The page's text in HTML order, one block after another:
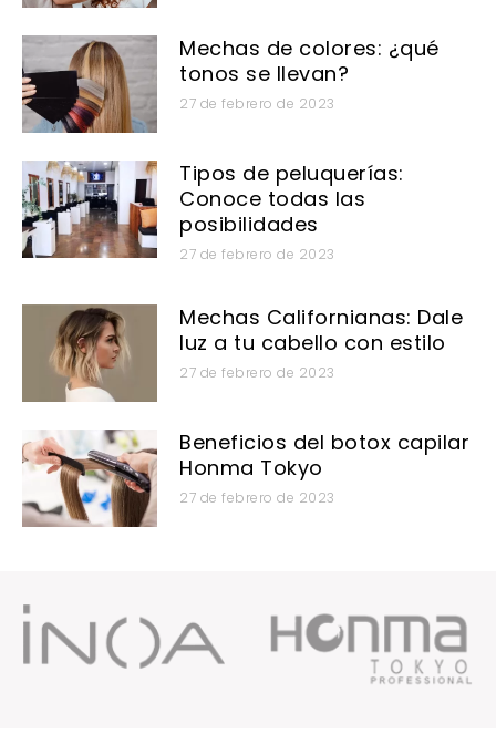
Mechas de colores: ¿qué
tonos se llevan?
27 de febrero de 2023
Tipos de peluquerías:
Conoce todas las
posibilidades
27 de febrero de 2023
Mechas Californianas: Dale
luz a tu cabello con estilo
27 de febrero de 2023
Beneficios del botox capilar
Honma Tokyo
27 de febrero de 2023